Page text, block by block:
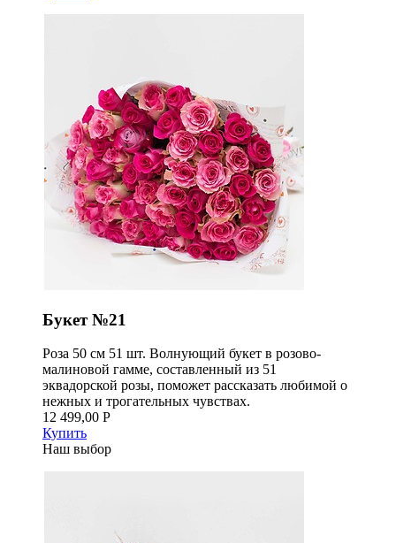
Букет №21
Роза 50 см 51 шт. Волнующий букет в розово-
малиновой гамме, составленный из 51
эквадорской розы, поможет рассказать любимой о
нежных и трогательных чувствах.
12 499,00 Р
Купить
Наш выбор